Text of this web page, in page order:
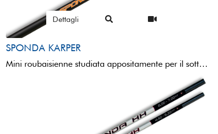
Dettagli
SPONDA KARPER
Mini roubaisienne studiata appositamente per il sotto sponda e dotata di tutte le caratteristiche necessarie a questo ...